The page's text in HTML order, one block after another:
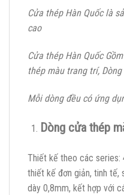
Cửa thép Hàn Quốc là
cao
Cửa thép Hàn Quốc
thép màu trang trí,
Mỗi dòng đều có ứng
Dòng cửa thép
Thiết kế theo các series:
thiết kế đơn giản, tinh
dày 0,8mm, kết hợp với